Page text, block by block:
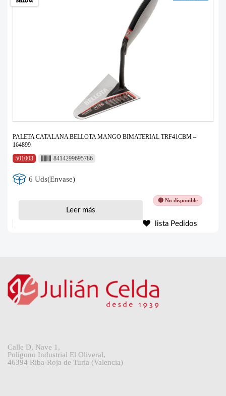
PALETA CATALANA BELLOTA MANGO BIMATERIAL TRF41CBM –
164899
501003
8414299695786
6 Uds(Envase)
🔴 No disponible
Leer más
lista Pedidos
Calle D, Nave 1,
Polígono Industrial El Oliveral,
46394 Riba-Roja de Turia (Valencia)